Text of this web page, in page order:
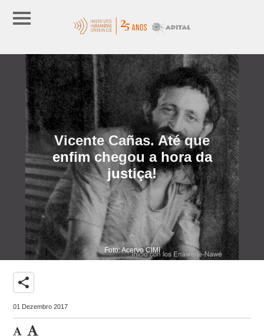
Vicente Cañas. Até que
enfim chegou a hora da
justiça!
Foto: Acervo CIMI
share
01 Dezembro 2017